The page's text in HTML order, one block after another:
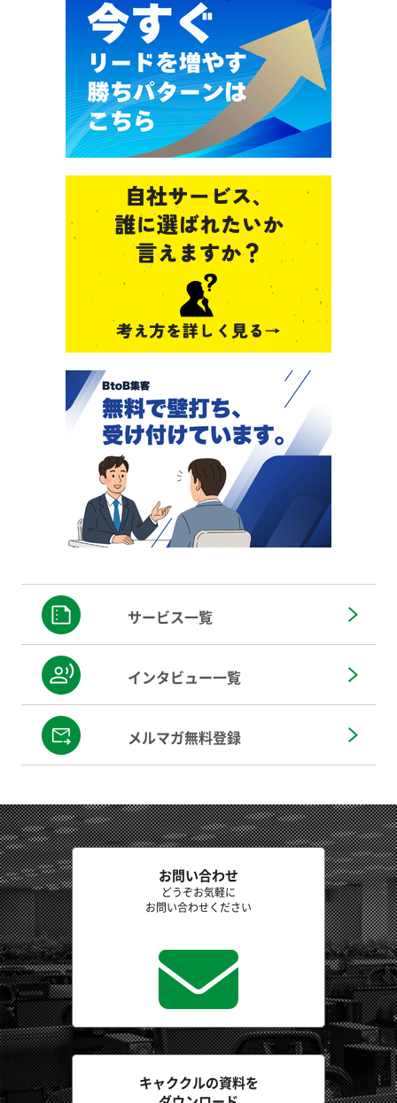
サービス一覧
インタビュー一覧
メルマガ無料登録
お問い合わせ
どうぞお気軽に
お問い合わせください
キャククルの資料を